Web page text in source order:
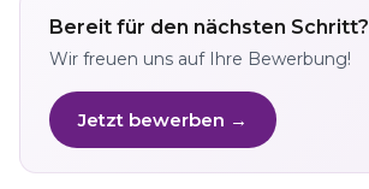
Bereit für den nächsten Schritt?
Wir freuen uns auf Ihre Bewerbung!
Jetzt bewerben →